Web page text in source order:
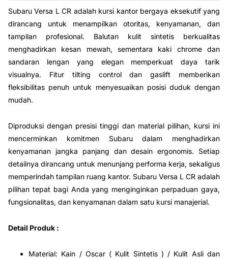
Subaru Versa L CR adalah kursi kantor bergaya eksekutif yang
dirancang untuk menampilkan otoritas, kenyamanan, dan
tampilan profesional. Balutan kulit sintetis berkualitas
menghadirkan kesan mewah, sementara kaki chrome dan
sandaran lengan yang elegan memperkuat daya tarik
visualnya. Fitur tilting control dan gaslift memberikan
fleksibilitas penuh untuk menyesuaikan posisi duduk dengan
mudah.
Diproduksi dengan presisi tinggi dan material pilihan, kursi ini
mencerminkan komitmen Subaru dalam menghadirkan
kenyamanan jangka panjang dan desain ergonomis. Setiap
detailnya dirancang untuk menunjang performa kerja, sekaligus
memperindah tampilan ruang kantor. Subaru Versa L CR adalah
pilihan tepat bagi Anda yang menginginkan perpaduan gaya,
fungsionalitas, dan kenyamanan dalam satu kursi manajerial.
Detail Produk :
Material: Kain / Oscar ( Kulit Sintetis ) / Kulit Asli dan